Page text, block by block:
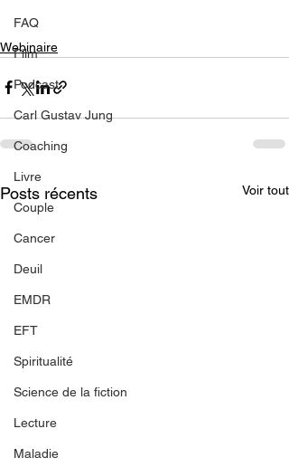
FAQ
Film
Podcast
Carl Gustav Jung
Coaching
Livre
Couple
Cancer
Deuil
EMDR
EFT
Spiritualité
Science de la fiction
Lecture
Maladie
Webinaire
Posts récents Voir tout